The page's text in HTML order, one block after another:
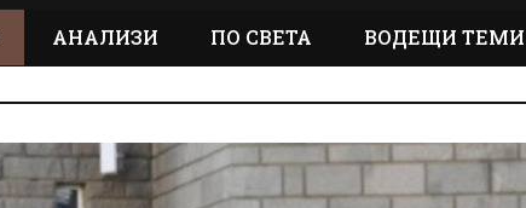
АНАЛИЗИ ПО СВЕТА ВОДЕЩИ ТЕМИ